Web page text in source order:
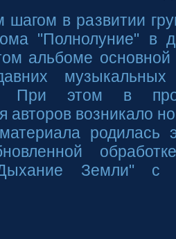
в развитии
"Полнолуние" в
альбоме
При этом в
авторов возникало
родилась
Земли" с